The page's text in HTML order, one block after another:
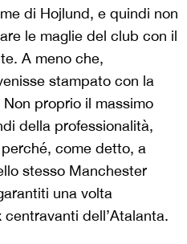
di Hojlund, e quindi non
le maglie del club con il
A meno che,
stampato con la
proprio il massimo
della professionalità,
come detto, a
stesso Manchester
una volta
centravanti dell’Atalanta.